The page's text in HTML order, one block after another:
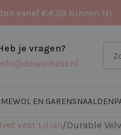
vanaf €4,99 binnen NL
je vragen?
WOL EN GARENSNAALDEN
vest Lilian Durable